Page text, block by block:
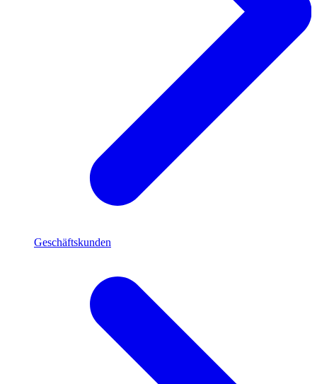
Geschäftskunden